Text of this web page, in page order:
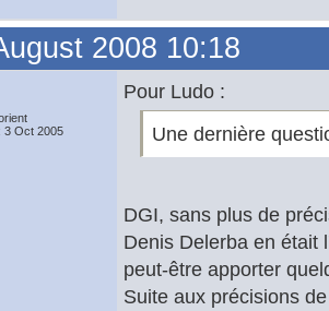
2008 10:18
3 Oct 2005
Pour Ludo :
Une dernière
DGI, sans plus de
Denis Delerba en était
peut-être apporter
Suite aux précisions